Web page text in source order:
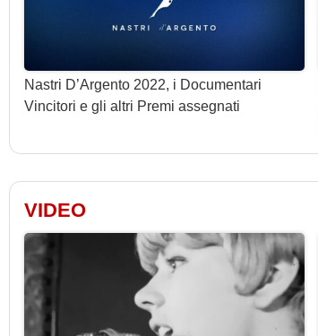
Nastri D’Argento 2022, i Documentari
Vincitori e gli altri Premi assegnati
VIDEO